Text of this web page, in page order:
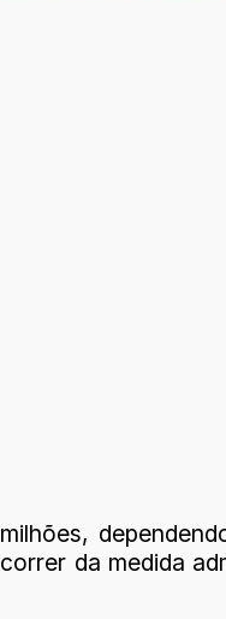
da medida